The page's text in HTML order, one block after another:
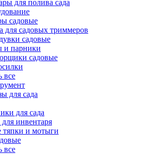
для полива сада
садовые
для садовых триммеров
садовые
и парники
садовые
все
для сада
для сада
инвентаря
тяпки и мотыги
все